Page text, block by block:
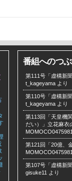
番組へのつ
第111号「虚構新
t_kageyama より
第110号「虚構新
t_kageyama より
第113回「天皇機
だい）」立花麻衣
第121回「20億、
第107号「虚構新
gisuke11 より